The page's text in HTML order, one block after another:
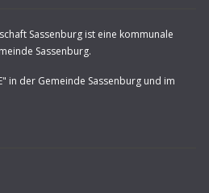
Sassenburg ist eine kommunale
Sassenburg.
in der Gemeinde Sassenburg und im